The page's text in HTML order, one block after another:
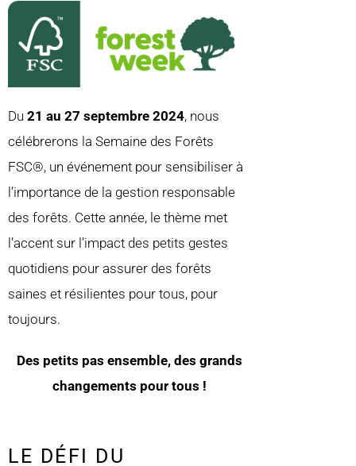
Du 21 au 27 septembre 2024, nous
célébrerons la Semaine des Forêts
FSC®️, un événement pour sensibiliser à
l’importance de la gestion responsable
des forêts. Cette année, le thème met
l’accent sur l’impact des petits gestes
quotidiens pour assurer des forêts
saines et résilientes pour tous, pour
toujours.
Des petits pas ensemble, des grands
changements pour tous !
LE DÉFI DU